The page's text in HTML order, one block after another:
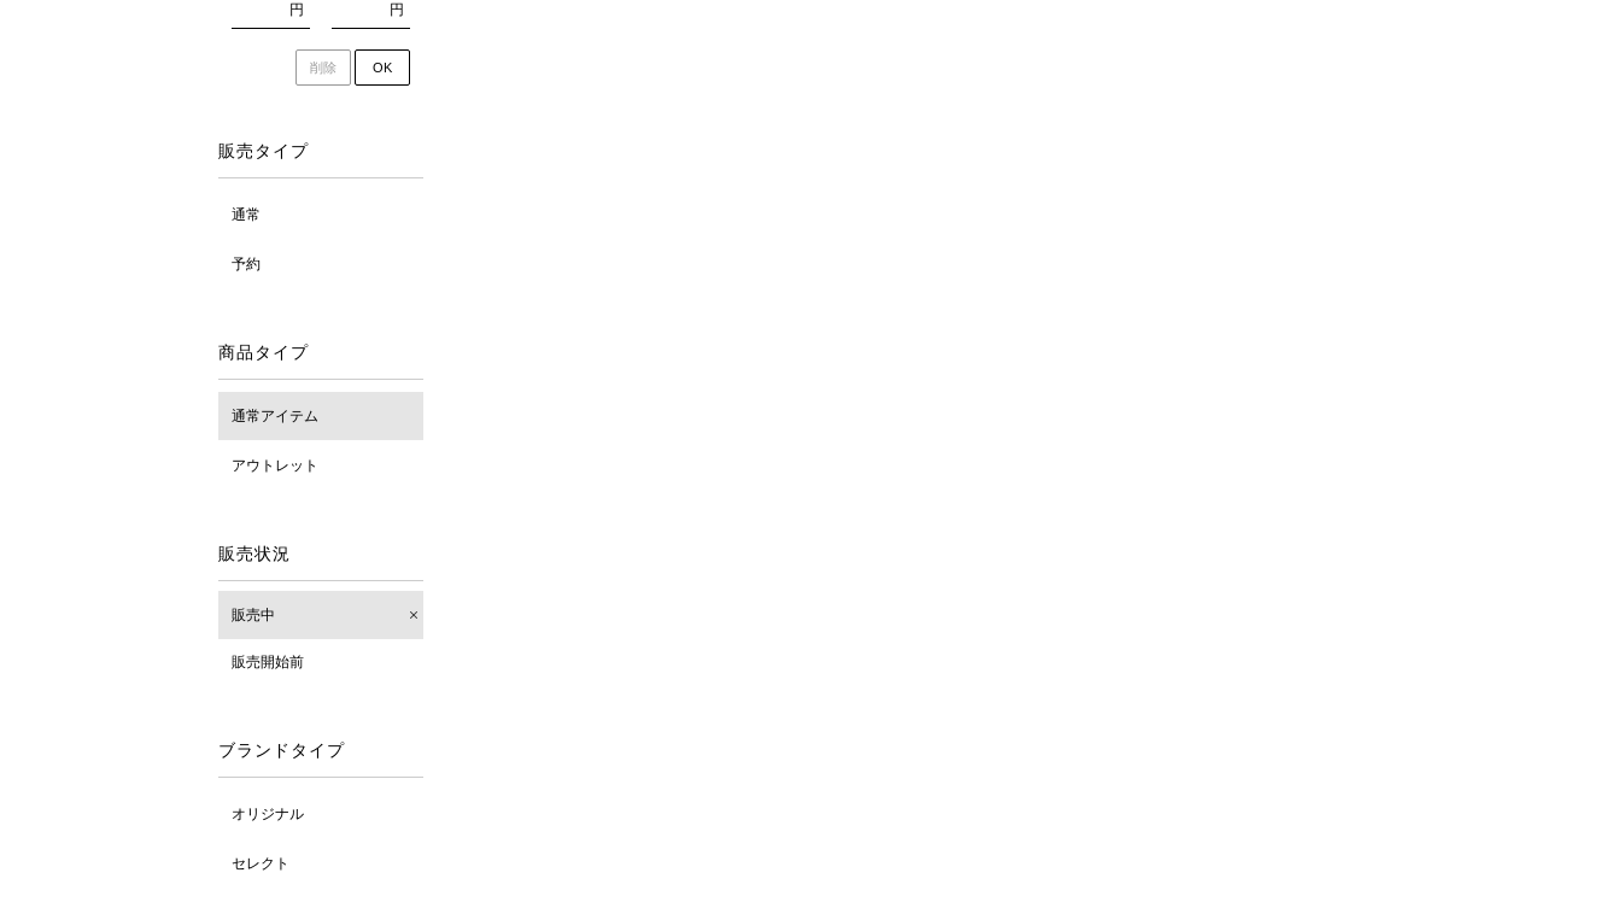
円 円
削除 OK
販売タイプ
通常
予約
商品タイプ
通常アイテム
アウトレット
販売状況
販売中
販売開始前
ブランドタイプ
オリジナル
セレクト